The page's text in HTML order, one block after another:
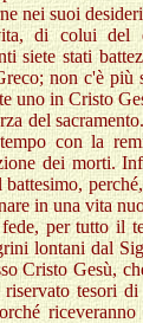
nei suoi
di colui
siete stati
non c'è più
uno in Cristo
del
con la
dei morti.
in una vita
per tutto il
lontani dal
Cristo Gesù,
tesori